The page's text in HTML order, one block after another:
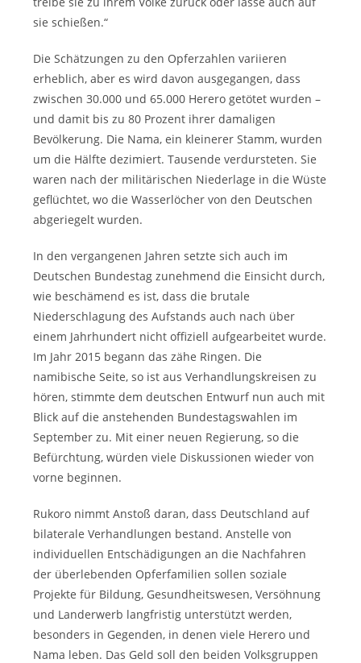
sie schießen.“
Die Schätzungen zu den Opferzahlen variieren
erheblich, aber es wird davon ausgegangen, dass
zwischen 30.000 und 65.000 Herero getötet wurden –
und damit bis zu 80 Prozent ihrer damaligen
Bevölkerung. Die Nama, ein kleinerer Stamm, wurden
um die Hälfte dezimiert. Tausende verdursteten. Sie
waren nach der militärischen Niederlage in die Wüste
geflüchtet, wo die Wasserlöcher von den Deutschen
abgeriegelt wurden.
In den vergangenen Jahren setzte sich auch im
Deutschen Bundestag zunehmend die Einsicht durch,
wie beschämend es ist, dass die brutale
Niederschlagung des Aufstands auch nach über
einem Jahrhundert nicht offiziell aufgearbeitet wurde.
Im Jahr 2015 begann das zähe Ringen. Die
namibische Seite, so ist aus Verhandlungskreisen zu
hören, stimmte dem deutschen Entwurf nun auch mit
Blick auf die anstehenden Bundestagswahlen im
September zu. Mit einer neuen Regierung, so die
Befürchtung, würden viele Diskussionen wieder von
vorne beginnen.
Rukoro nimmt Anstoß daran, dass Deutschland auf
bilaterale Verhandlungen bestand. Anstelle von
individuellen Entschädigungen an die Nachfahren
der überlebenden Opferfamilien sollen soziale
Projekte für Bildung, Gesundheitswesen, Versöhnung
und Landerwerb langfristig unterstützt werden,
besonders in Gegenden, in denen viele Herero und
Nama leben. Das Geld soll den beiden Volksgruppen